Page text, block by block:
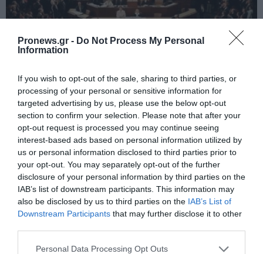
Pronews.gr - Do Not Process My Personal
Information
If you wish to opt-out of the sale, sharing to third parties, or
processing of your personal or sensitive information for
targeted advertising by us, please use the below opt-out
section to confirm your selection. Please note that after your
opt-out request is processed you may continue seeing
interest-based ads based on personal information utilized by
us or personal information disclosed to third parties prior to
your opt-out. You may separately opt-out of the further
disclosure of your personal information by third parties on the
IAB’s list of downstream participants. This information may
also be disclosed by us to third parties on the IAB’s List of
Downstream Participants that may further disclose it to other
Please note that this website/app uses one or more Google
Personal Data Processing Opt Outs
PRONEWS.GR /ΔΙΕΘΝΗΣ ΠΟΛΙΤΙΚΗ
ΗΠΑ: Η Γερουσία ενέκρινε νέο πακέτο
κυρώσεων κατά της Ρωσίας
07.08.2026 | 22:23